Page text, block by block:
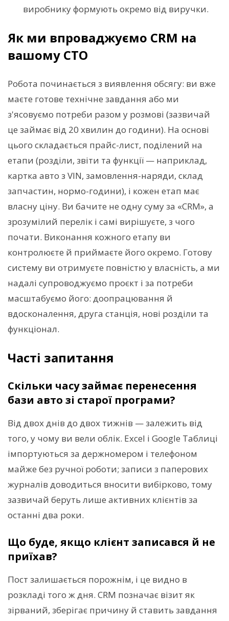
виробнику формують окремо від виручки.
Як ми впроваджуємо CRM на
вашому СТО
Робота починається з виявлення обсягу: ви вже
маєте готове технічне завдання або ми
з'ясовуємо потреби разом у розмові (зазвичай
це займає від 20 хвилин до години). На основі
цього складається прайс-лист, поділений на
етапи (розділи, звіти та функції — наприклад,
картка авто з VIN, замовлення-наряди, склад
запчастин, нормо-години), і кожен етап має
власну ціну. Ви бачите не одну суму за «CRM», а
зрозумілий перелік і самі вирішуєте, з чого
почати. Виконання кожного етапу ви
контролюєте й приймаєте його окремо. Готову
систему ви отримуєте повністю у власність, а ми
надалі супроводжуємо проєкт і за потреби
масштабуємо його: доопрацювання й
вдосконалення, друга станція, нові розділи та
функціонал.
Часті запитання
Скільки часу займає перенесення
бази авто зі старої програми?
Від двох днів до двох тижнів — залежить від
того, у чому ви вели облік. Excel і Google Таблиці
імпортуються за держномером і телефоном
майже без ручної роботи; записи з паперових
журналів доводиться вносити вибірково, тому
зазвичай беруть лише активних клієнтів за
останні два роки.
Що буде, якщо клієнт записався й не
приїхав?
Пост залишається порожнім, і це видно в
розкладі того ж дня. CRM позначає візит як
зірваний, зберігає причину й ставить завдання